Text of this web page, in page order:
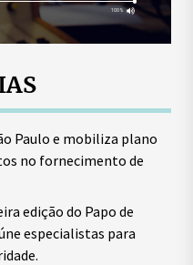
Paulo e mobiliza plano
no fornecimento de
edição do Papo de
especialistas para